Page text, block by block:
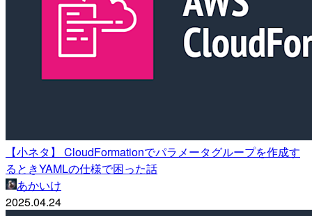
【小ネタ】 CloudFormationでパラメータグループを作成す
るときYAMLの仕様で困った話
あかいけ
2025.04.24